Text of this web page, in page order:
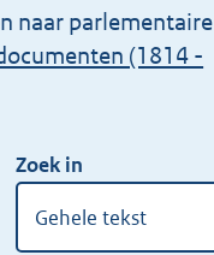
naar parlementaire
(1814 -
Zoek in